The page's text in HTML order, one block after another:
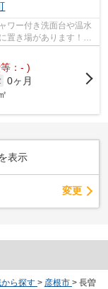
ワー付き洗面台や温水
置き場があります！都
：- )
0ヶ月
表示
変更
ら探す > 彦根市 > 長曽